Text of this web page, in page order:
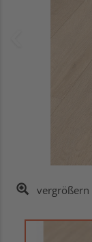
vergrößern